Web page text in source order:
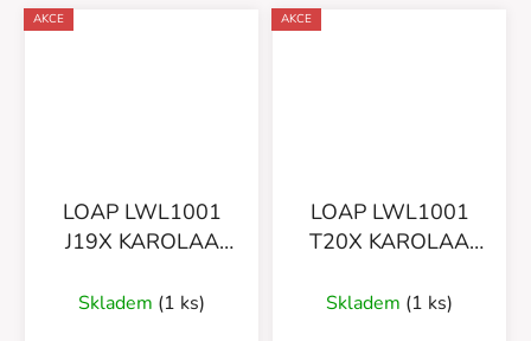
AKCE
LOAP LWL1001
J19X KAROLAA
Skladem (1 ks)
AKCE
LOAP LWL1001
T20X KAROLAA
Skladem (1 ks)